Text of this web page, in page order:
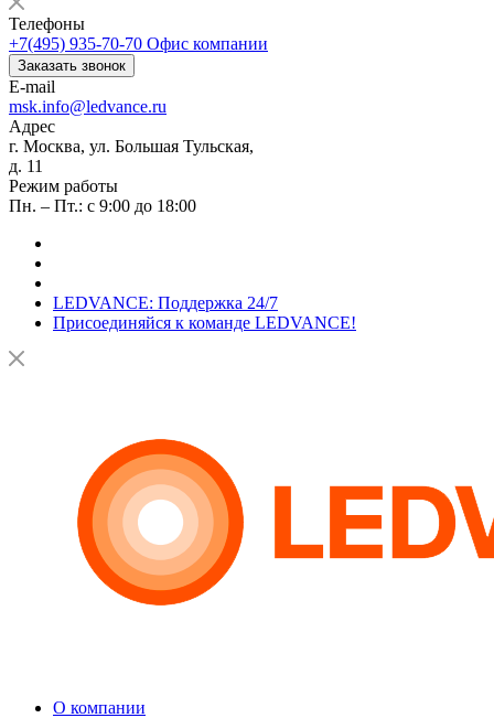
Телефоны
+7(495) 935-70-70 Офис компании
Заказать звонок
E-mail
msk.info@ledvance.ru
Адрес
г. Москва, ул. Большая Тульская,
д. 11
Режим работы
Пн. – Пт.: с 9:00 до 18:00
LEDVANCE: Поддержка 24/7
Присоединяйся к команде LEDVANCE!
О компании